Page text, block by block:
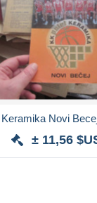
Novi
± 11,56